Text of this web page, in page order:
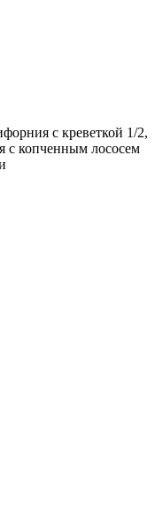
с креветкой 1/2,
с копченным лососем